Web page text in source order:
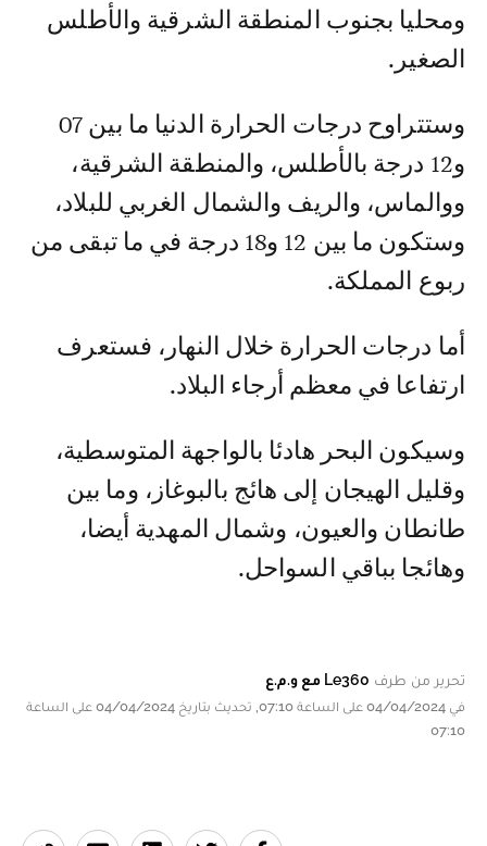
ومحليا بجنوب المنطقة الشرقية والأطلس
الصغير.
وستتراوح درجات الحرارة الدنيا ما بين 07
و12 درجة بالأطلس، والمنطقة الشرقية،
ووالماس، والريف والشمال الغربي للبلاد،
وستكون ما بين 12 و18 درجة في ما تبقى من
ربوع المملكة.
أما درجات الحرارة خلال النهار، فستعرف
ارتفاعا في معظم أرجاء البلاد.
وسيكون البحر هادئا بالواجهة المتوسطية،
وقليل الهيجان إلى هائج بالبوغاز، وما بين
طانطان والعيون، وشمال المهدية أيضا،
وهائجا بباقي السواحل.
تحرير من طرف Le360 مع و.م.ع
في 04/04/2024 على الساعة 07:10, تحديث بتاريخ 04/04/2024 على الساعة
07:10